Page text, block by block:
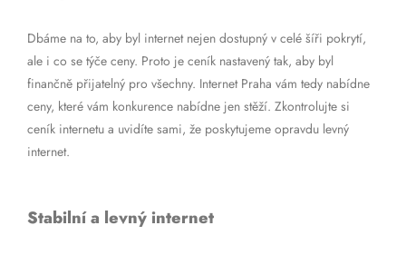
Dbáme na to, aby byl internet nejen dostupný v celé šíři pokrytí,
ale i co se týče ceny. Proto je ceník nastavený tak, aby byl
finančně přijatelný pro všechny. Internet Praha vám tedy nabídne
ceny, které vám konkurence nabídne jen stěží. Zkontrolujte si
ceník internetu a uvidíte sami, že poskytujeme opravdu levný
internet.
Stabilní a levný internet